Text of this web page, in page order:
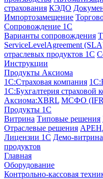
страхования КЭДО
Импортозамещение
Сопровождение 1С
Варианты сопровождения
ServiceLevelAgreement
отраслевых продуктов 1С
Инструкции
Продукты Аксиома
1С:Страховая компания
1С:Бухгалтерия страховой
Аксиома:XBRL МСФО
Продукты 1С
Витрина Типовые решения
Отраслевые решения
Лицензии 1C Демо-витрина
продуктов
Главная
Оборудование
Контрольно-кассовая